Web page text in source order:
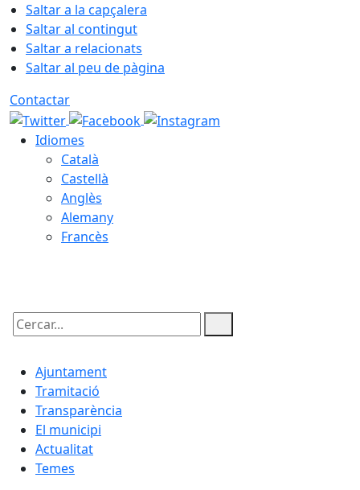
Saltar a la capçalera
Saltar al contingut
Saltar a relacionats
Saltar al peu de pàgina
Contactar
Idiomes
Català
Castellà
Anglès
Alemany
Francès
Cercar:
Ajuntament
Tramitació
Transparència
El municipi
Actualitat
Temes